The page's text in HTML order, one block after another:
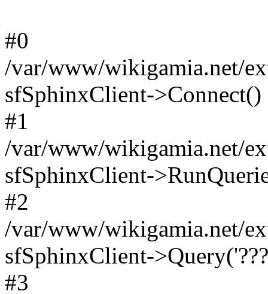
#0
/var/www/wikigamia.net/
sfSphinxClient->Connect()
#1
/var/www/wikigamia.net/
sfSphinxClient-
#2
/var/www/wikigamia.net/
sfSphinxClient-
#3